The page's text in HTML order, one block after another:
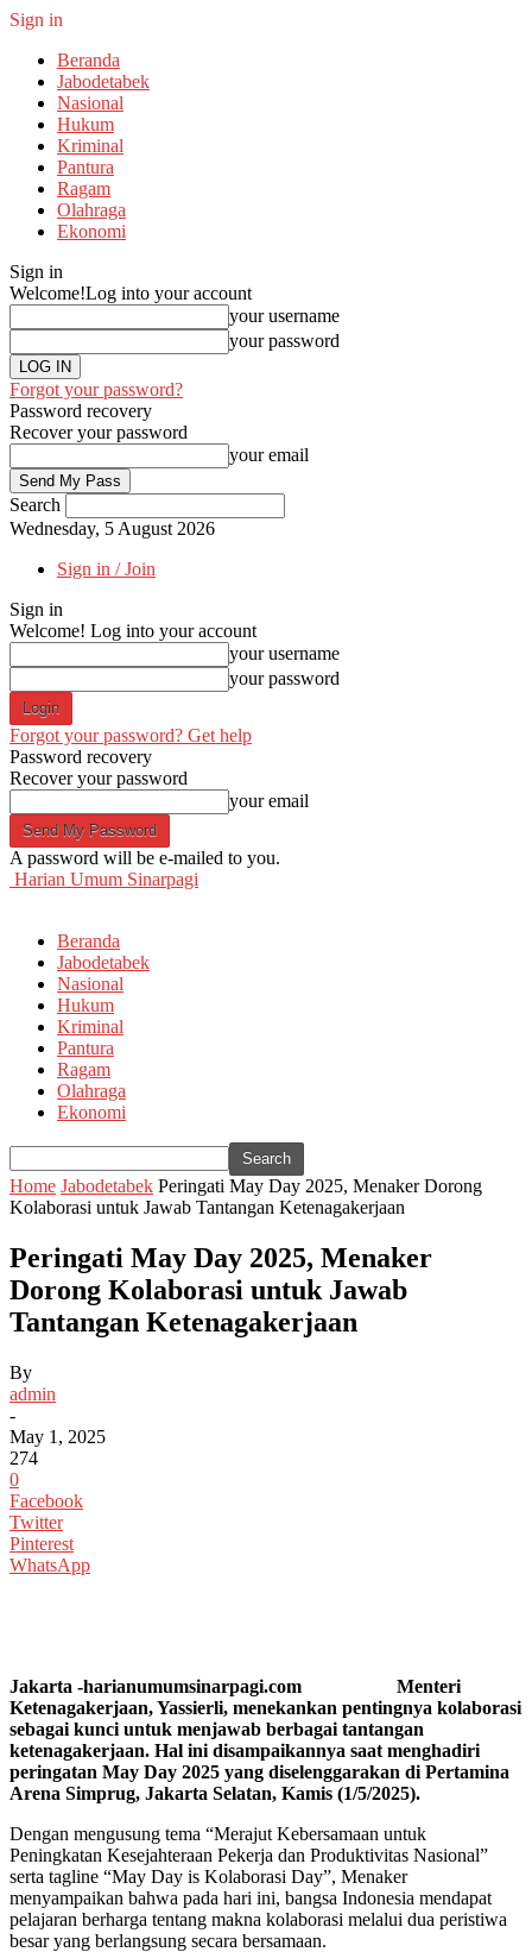
Sign in
Beranda
Jabodetabek
Nasional
Hukum
Kriminal
Pantura
Ragam
Olahraga
Ekonomi
Sign in
Welcome!Log into your account
your username
your password
Forgot your password?
Password recovery
Recover your password
your email
Search
Wednesday, 5 August 2026
Sign in / Join
Sign in
Welcome! Log into your account
your username
your password
Forgot your password? Get help
Password recovery
Recover your password
your email
A password will be e-mailed to you.
Harian Umum Sinarpagi
Beranda
Jabodetabek
Nasional
Hukum
Kriminal
Pantura
Ragam
Olahraga
Ekonomi
Home Jabodetabek Peringati May Day 2025, Menaker Dorong
Kolaborasi untuk Jawab Tantangan Ketenagakerjaan
Peringati May Day 2025, Menaker
Dorong Kolaborasi untuk Jawab
Tantangan Ketenagakerjaan
By
admin
-
May 1, 2025
274
0
Facebook
Twitter
Pinterest
WhatsApp
Jakarta -harianumumsinarpagi.com Menteri
Ketenagakerjaan, Yassierli, menekankan pentingnya kolaborasi
sebagai kunci untuk menjawab berbagai tantangan
ketenagakerjaan. Hal ini disampaikannya saat menghadiri
peringatan May Day 2025 yang diselenggarakan di Pertamina
Arena Simprug, Jakarta Selatan, Kamis (1/5/2025).
Dengan mengusung tema “Merajut Kebersamaan untuk
Peningkatan Kesejahteraan Pekerja dan Produktivitas Nasional”
serta tagline “May Day is Kolaborasi Day”, Menaker
menyampaikan bahwa pada hari ini, bangsa Indonesia mendapat
pelajaran berharga tentang makna kolaborasi melalui dua peristiwa
besar yang berlangsung secara bersamaan.